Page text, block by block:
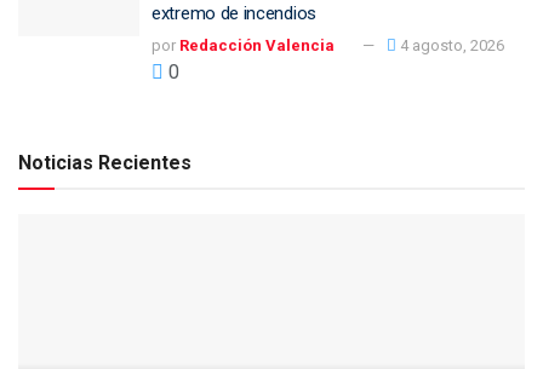
extremo de incendios
por Redacción Valencia 4 agosto, 2026
0
Noticias Recientes